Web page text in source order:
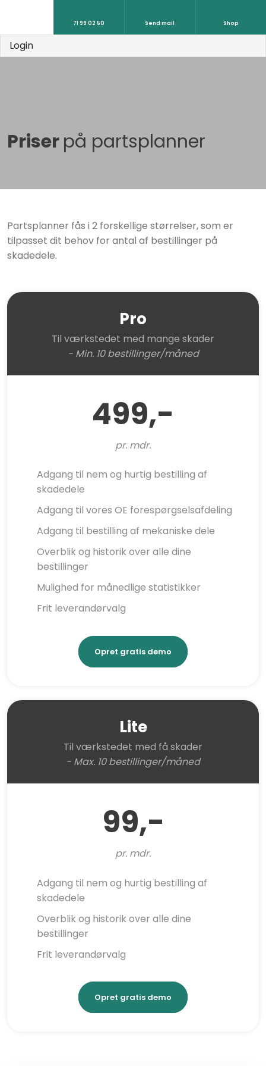
Login
71 99 02 50 Send mail Shop
Priserpå partsplanner
Partsplanner fås i 2 forskellige størrelser, som er
tilpasset dit behov for antal af bestillinger på
skadedele.​
Pro
Til værkstedet med mange skader
- Min. 10 bestillinger/måned
​499,-
pr. mdr.
Adgang til nem og hurtig bestilling af
skadedele
​​Adgang til vores OE forespørgselsafdeling
​​Adgang til bestilling af mekaniske dele
​​Overblik og historik over alle dine
bestillinger
​​Mulighed for månedlige statistikker
​​Frit leverandørvalg
Opret gratis demo​
Lite
Til værkstedet med få skader
- Max. 10 bestillinger/måned
​99,-
pr. mdr.
Adgang til nem og hurtig bestilling af
skadedele
​​Overblik og historik over alle dine
bestillinger
​​​​Frit leverandørvalg
Opret gratis demo​